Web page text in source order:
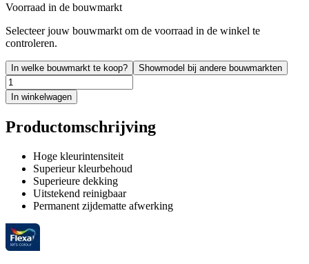
Voorraad in de bouwmarkt
Selecteer jouw bouwmarkt om de voorraad in de winkel te
controleren.
In welke bouwmarkt te koop? Showmodel bij andere bouwmarkten
In winkelwagen
Productomschrijving
Hoge kleurintensiteit
Superieur kleurbehoud
Superieure dekking
Uitstekend reinigbaar
Permanent zijdematte afwerking